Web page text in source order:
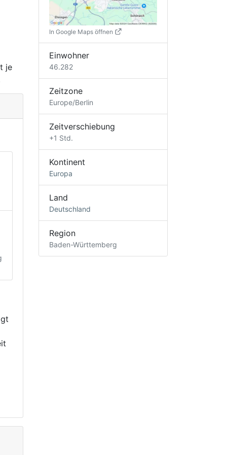
je
In Google Maps öffnen
Einwohner
46.282
Zeitzone
Europe/Berlin
Zeitverschiebung
+1 Std.
Kontinent
Europa
Land
Deutschland
Region
Baden-Württemberg